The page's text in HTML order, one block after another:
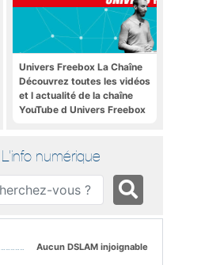
Univers Freebox La Chaîne
Découvrez toutes les vidéos
et l actualité de la chaîne
YouTube d Univers Freebox
L'info numérique
Aucun DSLAM injoignable